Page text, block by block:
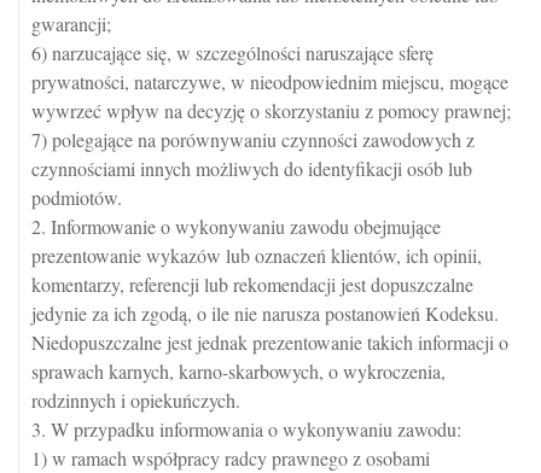
gwarancji;
6) narzucające się, w szczególności naruszające sferę
prywatności, natarczywe, w nieodpowiednim miejscu, mogące
wywrzeć wpływ na decyzję o skorzystaniu z pomocy prawnej;
7) polegające na porównywaniu czynności zawodowych z
czynnościami innych możliwych do identyfikacji osób lub
podmiotów.
2. Informowanie o wykonywaniu zawodu obejmujące
prezentowanie wykazów lub oznaczeń klientów, ich opinii,
komentarzy, referencji lub rekomendacji jest dopuszczalne
jedynie za ich zgodą, o ile nie narusza postanowień Kodeksu.
Niedopuszczalne jest jednak prezentowanie takich informacji o
sprawach karnych, karno-skarbowych, o wykroczenia,
rodzinnych i opiekuńczych.
3. W przypadku informowania o wykonywaniu zawodu:
1) w ramach współpracy radcy prawnego z osobami